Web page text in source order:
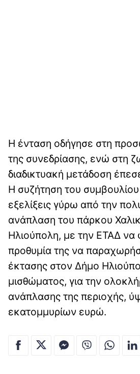
Η ένταση οδήγησε στη
της συνεδρίασης, ενώ στη
διαδικτυακή μετάδοση
Η συζήτηση του
εξελίξεις γύρω από την
ανάπλαση του πάρκου
Ηλιούπολη, με την ΕΤΑΔ να
προθυμία της να
έκτασης στον Δήμο
μισθώματος, για την
ανάπλασης της περιοχής,
εκατομμυρίων ευρώ.